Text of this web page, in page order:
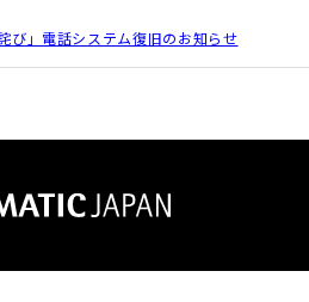
詫び」電話システム復旧のお知らせ